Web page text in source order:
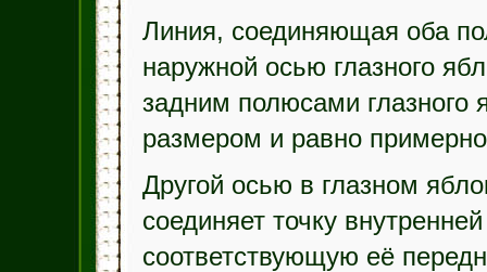
Линия, соединяющая оба
наружной осью глазного
задним полюсами глазного
размером и равно
Другой осью в глазном
соединяет точку
соответствующую её